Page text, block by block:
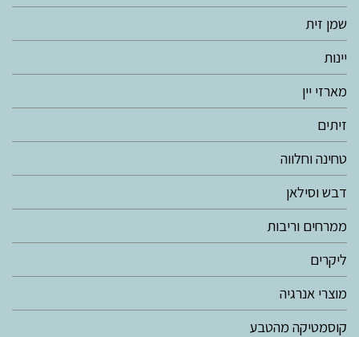
שמן זית
יינות
מארזי יין
זיתים
טחינה וחלווה
דבש וסילאן
ממרחים וריבות
ליקרים
מוצרי אנרגיה
קוסמטיקה מהטבע